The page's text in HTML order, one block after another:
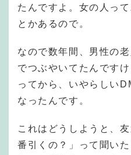
たんですよ。女の人っ
とかあるので。
なので数年間、男性の
でつぶやいてたんです
ってから、いやらしい
なったんです。
これはどうしようと、
番引くの？」って聞い